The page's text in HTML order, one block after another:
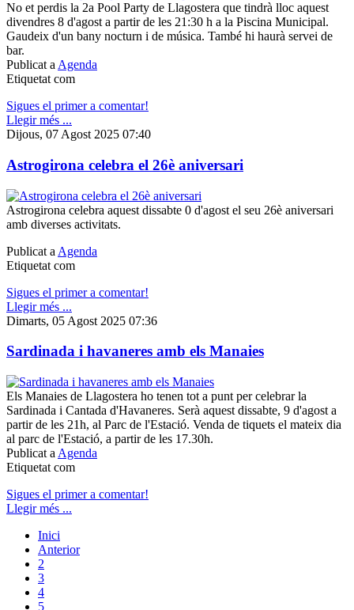
No et perdis la 2a Pool Party de Llagostera que tindrà lloc aquest
divendres 8 d'agost a partir de les 21:30 h a la Piscina Municipal.
Gaudeix d'un bany nocturn i de música. També hi haurà servei de
bar.
Publicat a Agenda
Etiquetat com
Sigues el primer a comentar!
Llegir més ...
Dijous, 07 Agost 2025 07:40
Astrogirona celebra el 26è aniversari
Astrogirona celebra aquest dissabte 0 d'agost el seu 26è aniversari
amb diverses activitats.
Publicat a Agenda
Etiquetat com
Sigues el primer a comentar!
Llegir més ...
Dimarts, 05 Agost 2025 07:36
Sardinada i havaneres amb els Manaies
Els Manaies de Llagostera ho tenen tot a punt per celebrar la
Sardinada i Cantada d'Havaneres. Serà aquest dissabte, 9 d'agost a
partir de les 21h, al Parc de l'Estació. Venda de tiquets el mateix dia
al parc de l'Estació, a partir de les 17.30h.
Publicat a Agenda
Etiquetat com
Sigues el primer a comentar!
Llegir més ...
Inici
Anterior
2
3
4
5